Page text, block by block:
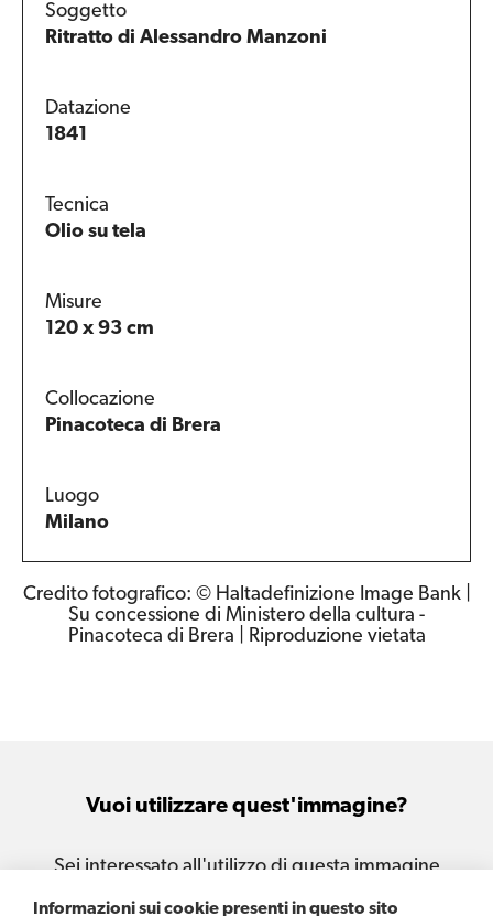
Informazioni sui cookie presenti in questo sito
Soggetto
Ritratto di Alessandro Manzoni
Datazione
1841
Tecnica
Olio su tela
Misure
120 x 93 cm
Collocazione
Pinacoteca di Brera
Luogo
Milano
Credito fotografico: © Haltadefinizione Image Bank |
Su concessione di Ministero della cultura -
Pinacoteca di Brera | Riproduzione vietata
Vuoi utilizzare quest'immagine?
Sei interessato all'utilizzo di questa immagine
per le tue attività e i tuoi progetti?